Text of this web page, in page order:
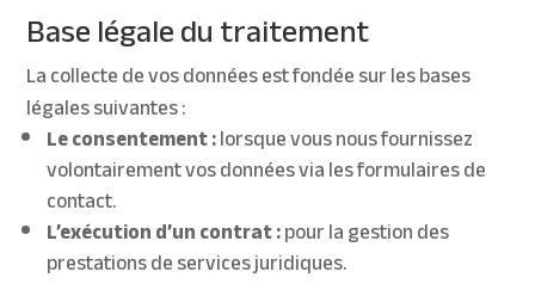
Base légale du traitement
La collecte de vos données est fondée sur les bases
légales suivantes :
Le consentement :lorsque vous nous fournissez
volontairement vos données via les formulaires de
contact.
L’exécution d’un contrat :pour la gestion des
prestations de services juridiques.